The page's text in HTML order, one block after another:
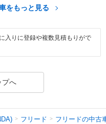
をもっと見る
入りに登録や複数見積もりがで
プへ
フリード フリードの中古